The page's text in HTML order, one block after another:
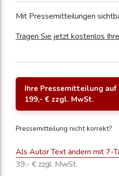
Mit Pressemitteilungen
Tragen Sie jetzt kostenlos
Ihre Pressemitteilung
199,- € zzgl. MwSt.
Pressemitteilung nicht korrekt?
Als Autor Text ändern mit 7-
39,- € zzgl. MwSt.